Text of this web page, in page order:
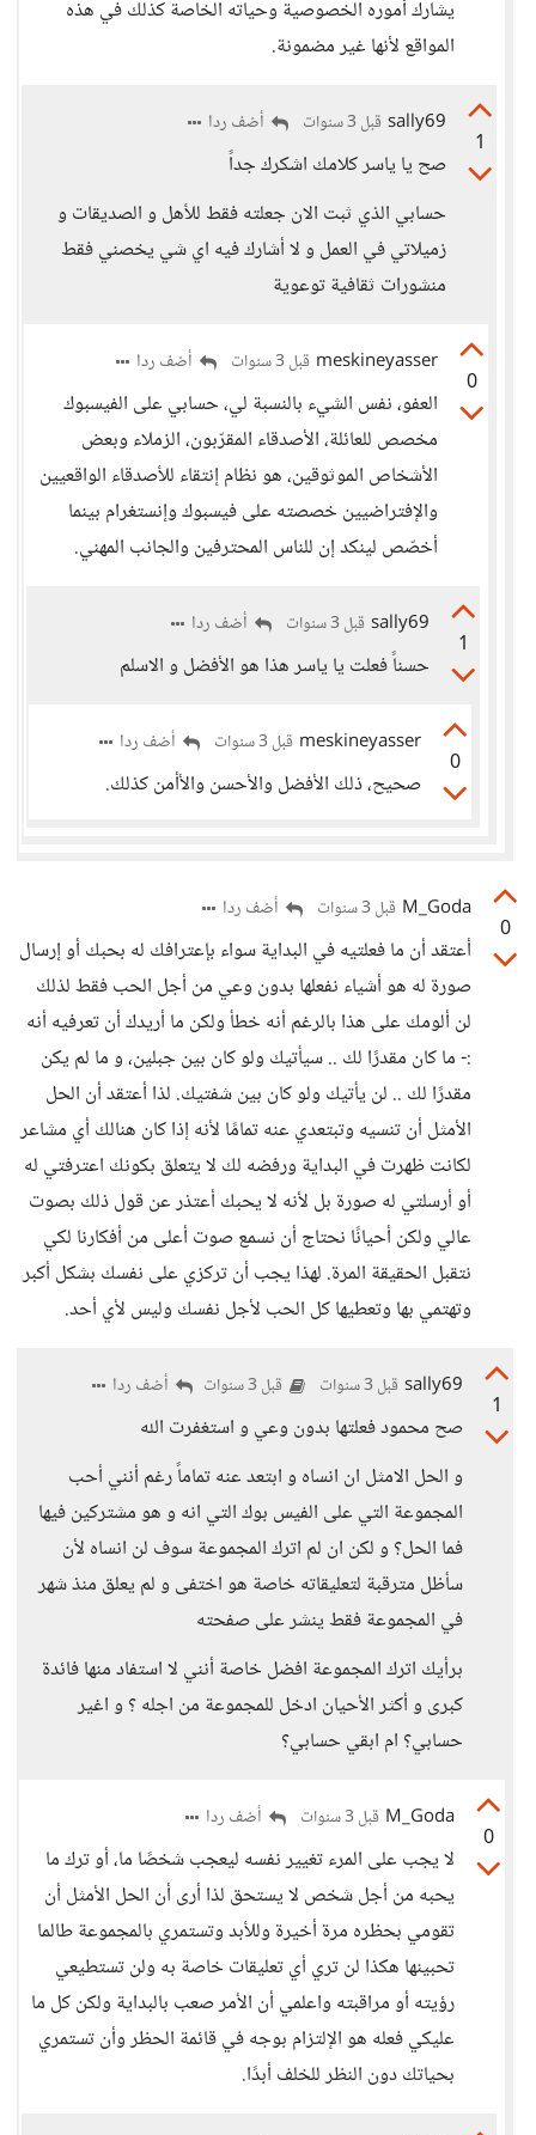
يشارك أموره الخصوصية وحياته الخاصة كذلك في هذه
المواقع لأنها غير مضمونة.
1
sally69 قبل 3 سنوات أضف ردا
صح يا ياسر كلامك اشكرك جداً
حسابي الذي ثبت الان جعلته فقط للأهل و الصديقات و
زميلاتي في العمل و لا أشارك فيه اي شي يخصني فقط
منشورات ثقافية توعوية
0
meskineyasser قبل 3 سنوات أضف ردا
العفو، نفس الشيء بالنسبة لي، حسابي على الفيسبوك
مخصص للعائلة، الأصدقاء المقرّبون، الزملاء وبعض
الأشخاص الموثوقين، هو نظام إنتقاء للأصدقاء الواقعيين
والإفتراضيين خصصته على فيسبوك وإنستغرام بينما
أخصّص لينكد إن للناس المحترفين والجانب المهني.
1
sally69 قبل 3 سنوات أضف ردا
حسناً فعلت يا ياسر هذا هو الأفضل و الاسلم
0
meskineyasser قبل 3 سنوات أضف ردا
صحيح، ذلك الأفضل والأحسن والأأمن كذلك.
0
M_Goda قبل 3 سنوات أضف ردا
أعتقد أن ما فعلتيه في البداية سواء بإعترافك له بحبك أو إرسال
صورة له هو أشياء نفعلها بدون وعي من أجل الحب فقط لذلك
لن ألومك على هذا بالرغم أنه خطأ ولكن ما أريدك أن تعرفيه أنه
:- ما كان مقدرًا لك .. سيأتيك ولو كان بين جبلين، و ما لم يكن
مقدرًا لك .. لن يأتيك ولو كان بين شفتيك. لذا أعتقد أن الحل
الأمثل أن تنسيه وتبتعدي عنه تمامًا لأنه إذا كان هنالك أي مشاعر
لكانت ظهرت في البداية ورفضه لك لا يتعلق بكونك اعترفتي له
أو أرسلتي له صورة بل لأنه لا يحبك أعتذر عن قول ذلك بصوت
عالي ولكن أحيانًا نحتاج أن نسمع صوت أعلى من أفكارنا لكي
نتقبل الحقيقة المرة. لهذا يجب أن تركزي على نفسك بشكل أكبر
وتهتمي بها وتعطيها كل الحب لأجل نفسك وليس لأي أحد.
1
sally69 قبل 3 سنوات قبل 3 سنوات أضف ردا
صح محمود فعلتها بدون وعي و استغفرت الله
و الحل الامثل ان انساه و ابتعد عنه تماماً رغم أنني أحب
المجموعة التي على الفيس بوك التي انه و هو مشتركين فيها
فما الحل؟ و لكن ان لم اترك المجموعة سوف لن انساه لأن
سأظل مترقبة لتعليقاته خاصة هو اختفى و لم يعلق منذ شهر
في المجموعة فقط ينشر على صفحته
برأيك اترك المجموعة افضل خاصة أنني لا استفاد منها فائدة
كبرى و أكثر الأحيان ادخل للمجموعة من اجله ؟ و اغير
حسابي؟ ام ابقي حسابي؟
0
M_Goda قبل 3 سنوات أضف ردا
لا يجب على المرء تغيير نفسه ليعجب شخصًا ما، أو ترك ما
يحبه من أجل شخص لا يستحق لذا أرى أن الحل الأمثل أن
تقومي بحظره مرة أخيرة وللأبد وتستمري بالمجموعة طالما
تحبينها هكذا لن تري أي تعليقات خاصة به ولن تستطيعي
رؤيته أو مراقبته واعلمي أن الأمر صعب بالبداية ولكن كل ما
عليكي فعله هو الإلتزام بوجه في قائمة الحظر وأن تستمري
بحياتك دون النظر للخلف أبدًا.